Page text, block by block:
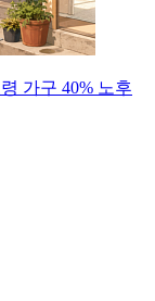
가구 40% 노후